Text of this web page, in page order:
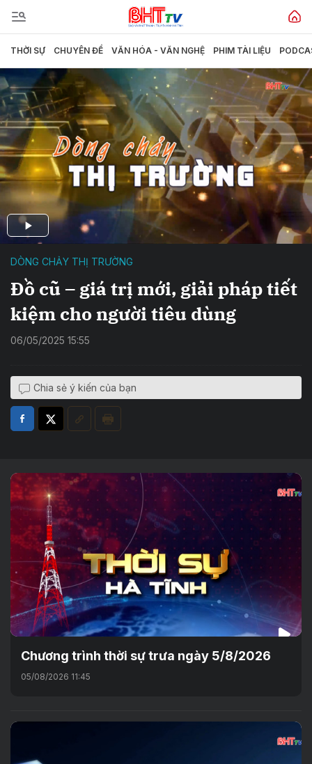
THỜI SỰ CHUYÊN ĐỀ VĂN HÓA - VĂN NGHỆ PHIM TÀI LIỆU
DÒNG CHẢY THỊ TRƯỜNG
Đồ cũ – giá trị mới, giải pháp tiết
kiệm cho người tiêu dùng
06/05/2025 15:55
Chia sẻ ý kiến của bạn
Chương trình thời sự trưa ngày 5/8/2026
05/08/2026 11:45